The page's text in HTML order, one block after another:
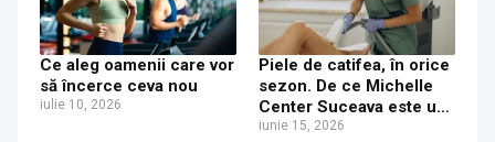
Ce aleg oamenii care vor
să încerce ceva nou
iulie 10, 2026
Piele de catifea, în orice
sezon. De ce Michelle
Center Suceava este un
as la epilarea definitivă?
iunie 15, 2026